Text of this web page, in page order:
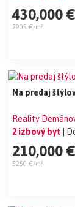
430,000 €
2905 €/m²
Na predaj
Reality
2 izbový byt
|
210,000 €
5250 €/m²